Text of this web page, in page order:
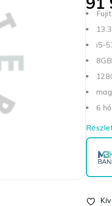
i5-
6